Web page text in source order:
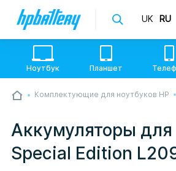
💙💛 Слава УкраЇні! Ми працюємо.
Опрацьовуємо замовлення у
настільки швидко, як можемо.
- пробачте, швидше за все у нас
тривога. Але ми виліземо зі
перетелефонуємо вам.
UK RU
Ноутбук Планшет
Комплектующие для ноутбуков HP
Аккумуляторы для
Special Edition